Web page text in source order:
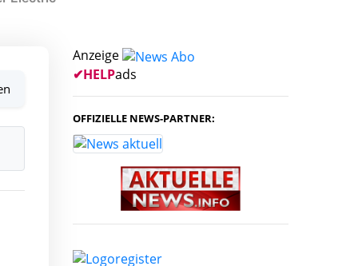
Anzeige
✔HELPads
OFFIZIELLE NEWS-PARTNER: